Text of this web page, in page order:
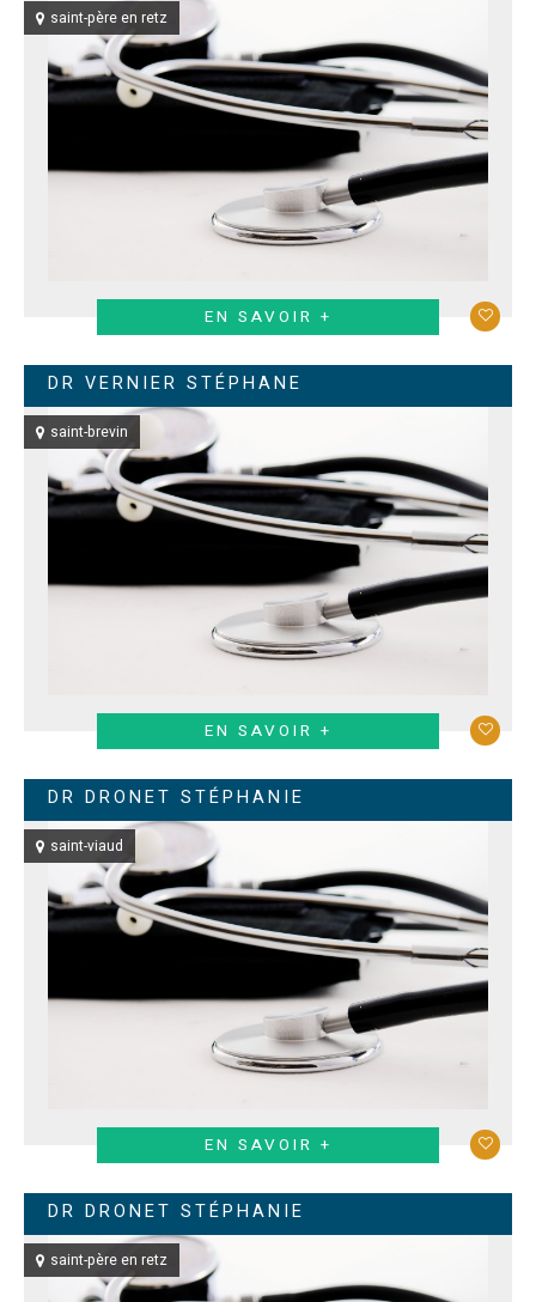
saint-père en retz
EN SAVOIR +
DR VERNIER STÉPHANE
saint-brevin
EN SAVOIR +
DR DRONET STÉPHANIE
saint-viaud
EN SAVOIR +
DR DRONET STÉPHANIE
saint-père en retz